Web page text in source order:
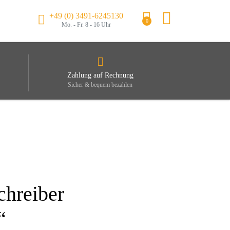
+49 (0) 3491-6245130
Mo. - Fr. 8 - 16 Uhr
0
Zahlung auf Rechnung
Sicher & bequem bezahlen